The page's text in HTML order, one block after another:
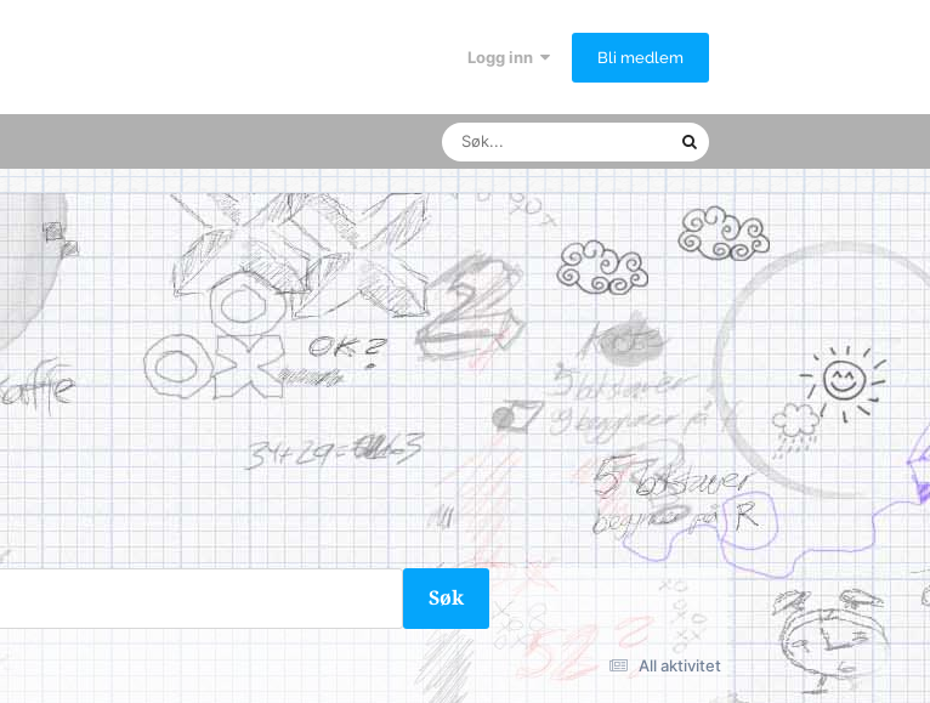
Logg inn Bli medlem
Søk
All aktivitet